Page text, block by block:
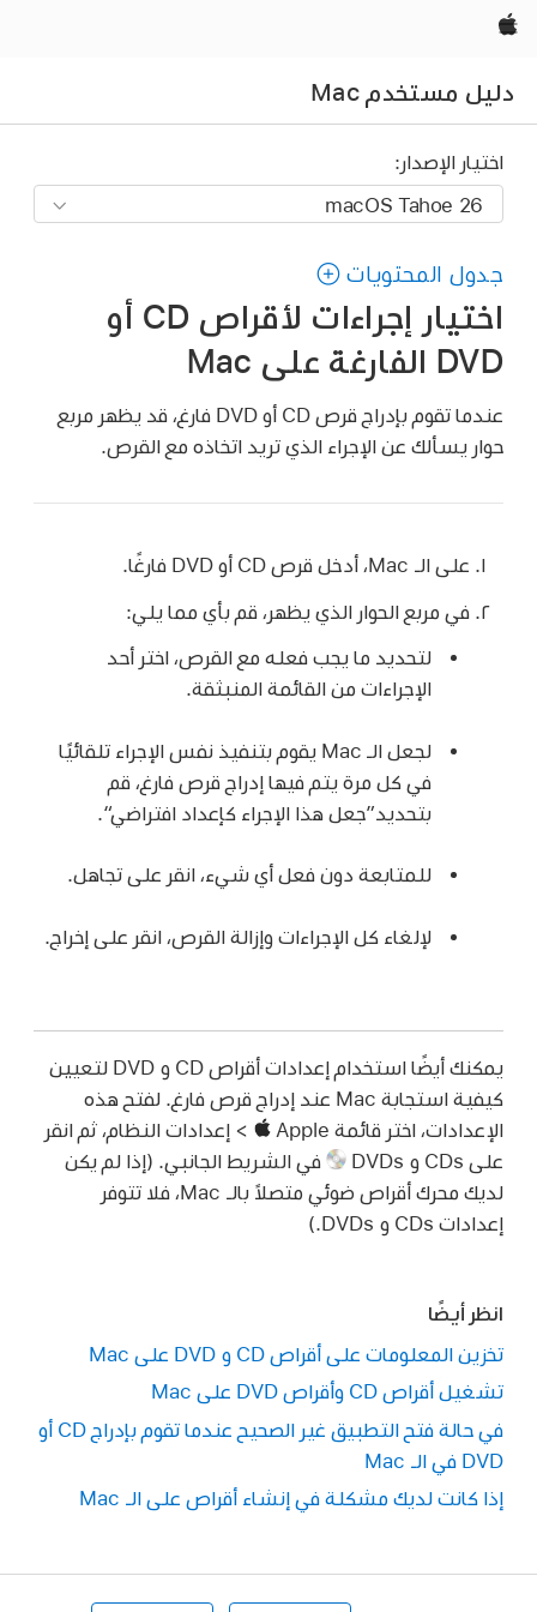
Apple‏
دليل مستخدم Mac
اختيار الإصدار:
جدول المحتويات
اختيار إجراءات لأقراص CD أو
DVD الفارغة على Mac
عندما تقوم بإدراج قرص CD أو DVD فارغ، قد يظهر مربع
حوار يسألك عن الإجراء الذي تريد اتخاذه مع القرص.
على الـ Mac، أدخل قرص CD أو DVD فارغًا.
في مربع الحوار الذي يظهر، قم بأي مما يلي:
لتحديد ما يجب فعله مع القرص، اختر أحد
الإجراءات من القائمة المنبثقة.
لجعل الـ Mac يقوم بتنفيذ نفس الإجراء تلقائيًا
في كل مرة يتم فيها إدراج قرص فارغ، قم
بتحديد”جعل هذا الإجراء كإعداد افتراضي“.
للمتابعة دون فعل أي شيء، انقر على تجاهل.
لإلغاء كل الإجراءات وإزالة القرص، انقر على إخراج.
يمكنك أيضًا استخدام إعدادات أقراص CD و DVD لتعيين
كيفية استجابة Mac عند إدراج قرص فارغ. لفتح هذه
الإعدادات، اختر قائمة Apple
> إعدادات النظام، ثم انقر
على CDs و DVDs
في الشريط الجانبي. (إذا لم يكن
لديك محرك أقراص ضوئي متصلاً بالـ Mac، فلا تتوفر
إعدادات CDs و DVDs.)
انظر أيضًا
تخزين المعلومات على أقراص CD و DVD على Mac
تشغيل أقراص CD وأقراص DVD على Mac
في حالة فتح التطبيق غير الصحيح عندما تقوم بإدراج CD أو
DVD في الـ Mac
إذا كانت لديك مشكلة في إنشاء أقراص على الـ Mac